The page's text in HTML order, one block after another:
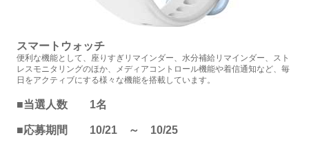
スマートウォッチ
便利な機能として、座りすぎリマインダー、水分補給リマインダー、スト
レスモニタリングのほか、メディアコントロール機能や着信通知など、毎
日をアクティブにする様々な機能を搭載しています。
■当選人数 1名
■応募期間 10/21 ～ 10/25